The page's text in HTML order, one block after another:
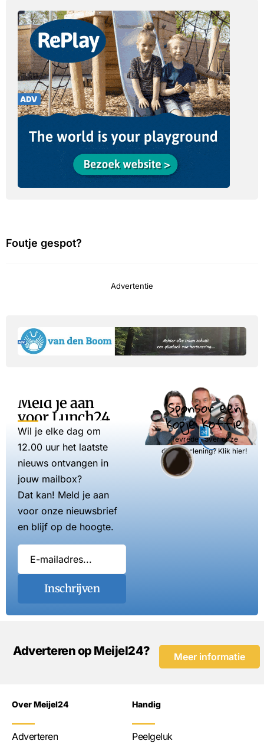
Foutje gespot?
Advertentie
Meld je aan
voor Lunch24
Wil je elke dag om
12.00 uur het laatste
nieuws ontvangen in
jouw mailbox?
Dat kan! Meld je aan
voor onze nieuwsbrief
en blijf op de hoogte.
Inschrijven
Sponsor een
kopje koffie
Tevreden over onze
dienstverlening? Klik hier!
Adverteren op Meijel24? Meer informatie
Over Meijel24
Adverteren
Handig
Peelgeluk